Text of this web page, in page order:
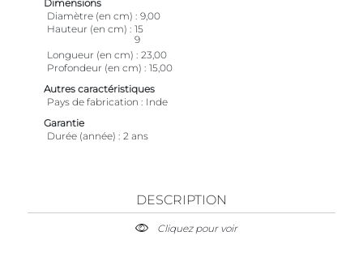
Dimensions
Diamètre (en cm)
9,00
Hauteur (en cm)
15
9
Longueur (en cm)
23,00
Profondeur (en cm)
15,00
Autres caractéristiques
Pays de fabrication
Inde
Garantie
Durée (année)
2 ans
DESCRIPTION
Cliquez pour voir